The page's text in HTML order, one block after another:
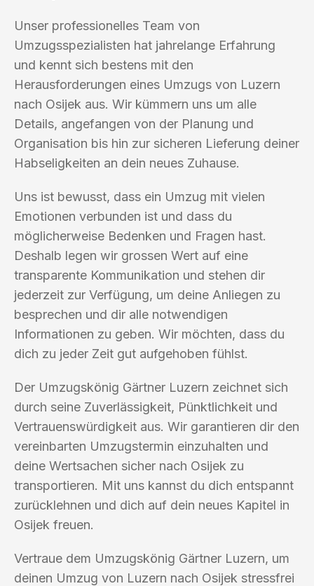
Unser professionelles Team von
Umzugsspezialisten hat jahrelange Erfahrung
und kennt sich bestens mit den
Herausforderungen eines Umzugs von Luzern
nach Osijek aus. Wir kümmern uns um alle
Details, angefangen von der Planung und
Organisation bis hin zur sicheren Lieferung deiner
Habseligkeiten an dein neues Zuhause.
Uns ist bewusst, dass ein Umzug mit vielen
Emotionen verbunden ist und dass du
möglicherweise Bedenken und Fragen hast.
Deshalb legen wir grossen Wert auf eine
transparente Kommunikation und stehen dir
jederzeit zur Verfügung, um deine Anliegen zu
besprechen und dir alle notwendigen
Informationen zu geben. Wir möchten, dass du
dich zu jeder Zeit gut aufgehoben fühlst.
Der Umzugskönig Gärtner Luzern zeichnet sich
durch seine Zuverlässigkeit, Pünktlichkeit und
Vertrauenswürdigkeit aus. Wir garantieren dir den
vereinbarten Umzugstermin einzuhalten und
deine Wertsachen sicher nach Osijek zu
transportieren. Mit uns kannst du dich entspannt
zurücklehnen und dich auf dein neues Kapitel in
Osijek freuen.
Vertraue dem Umzugskönig Gärtner Luzern, um
deinen Umzug von Luzern nach Osijek stressfrei